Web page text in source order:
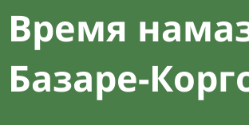
Время
Базаре-